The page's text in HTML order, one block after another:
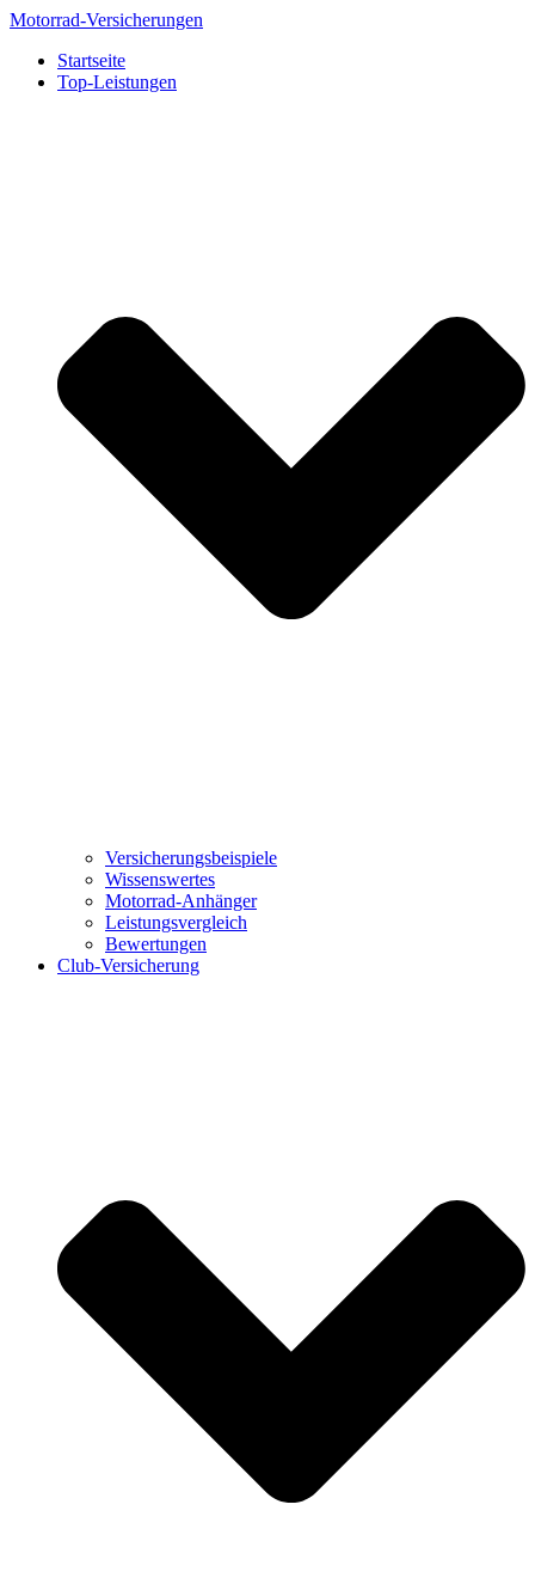
Zum
springen
Motorrad-Versicherungen
Startseite
Top-Leistungen
Versicherungsbeispiele
Wissenswertes
Motorrad-Anhänger
Leistungsvergleich
Bewertungen
Club-Versicherung